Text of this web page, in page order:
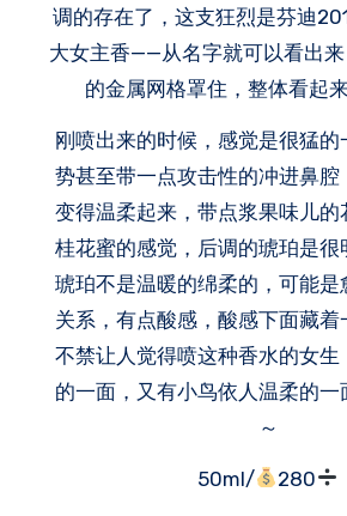
调的存在了，这支狂烈是芬迪
大女主香——从名字就可以看出
的金属网格罩住，整体看起
刚喷出来的时候，感觉是很猛的
势甚至带一点攻击性的冲进鼻腔
变得温柔起来，带点浆果味儿的
桂花蜜的感觉，后调的琥珀是很
琥珀不是温暖的绵柔的，可能是
关系，有点酸感，酸感下面藏着
不禁让人觉得喷这种香水的女生
的一面，又有小鸟依人温柔的一
～
50ml/ 280